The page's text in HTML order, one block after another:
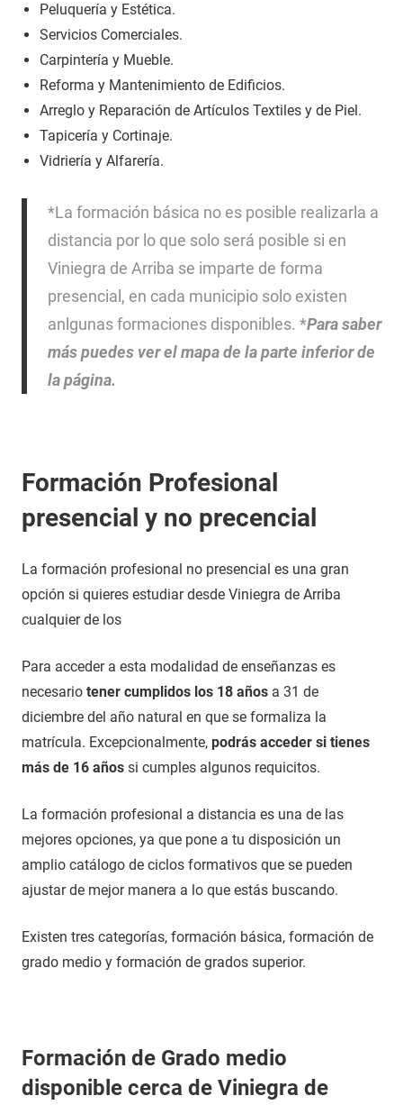
Peluquería y Estética.
Servicios Comerciales.
Carpintería y Mueble.
Reforma y Mantenimiento de Edificios.
Arreglo y Reparación de Artículos Textiles y de Piel.
Tapicería y Cortinaje.
Vidriería y Alfarería.
*La formación básica no es posible realizarla a
distancia por lo que solo será posible si en
Viniegra de Arriba se imparte de forma
presencial, en cada municipio solo existen
anlgunas formaciones disponibles. *Para saber
más puedes ver el mapa de la parte inferior de
la página.
Formación Profesional
presencial y no precencial
La formación profesional no presencial es una gran
opción si quieres estudiar desde Viniegra de Arriba
cualquier de los
Para acceder a esta modalidad de enseñanzas es
necesario tener cumplidos los 18 años a 31 de
diciembre del año natural en que se formaliza la
matrícula. Excepcionalmente, podrás acceder si tienes
más de 16 años si cumples algunos requicitos.
La formación profesional a distancia es una de las
mejores opciones, ya que pone a tu disposición un
amplio catálogo de ciclos formativos que se pueden
ajustar de mejor manera a lo que estás buscando.
Existen tres categorías, formación básica, formación de
grado medio y formación de grados superior.
Formación de Grado medio
disponible cerca de Viniegra de